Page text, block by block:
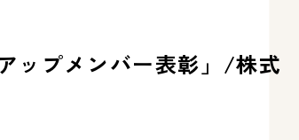
ップメンバー表彰」/株式